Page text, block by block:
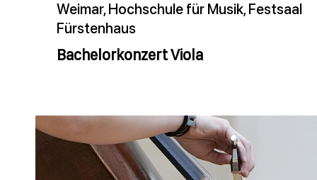
Weimar, Hochschule für Musik, Festsaal
Fürstenhaus
Bachelorkonzert Viola